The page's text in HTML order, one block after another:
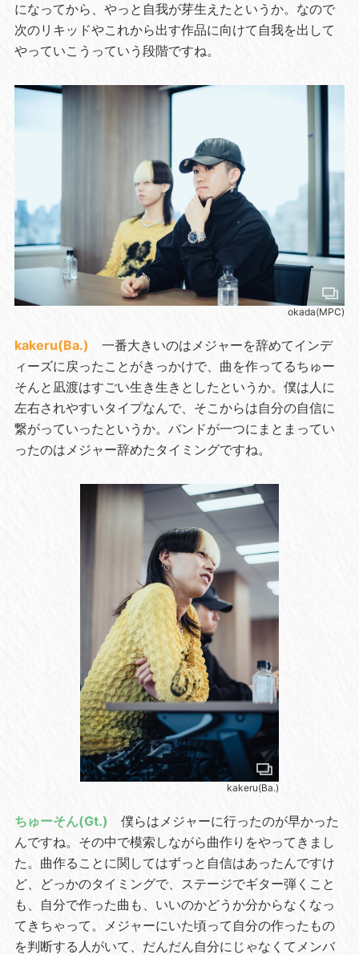
になってから、やっと自我が芽生えたというか。なので
次のリキッドやこれから出す作品に向けて自我を出して
やっていこうっていう段階ですね。
okada(MPC)
kakeru(Ba.)
一番大きいのはメジャーを辞めてインデ
ィーズに戻ったことがきっかけで、曲を作ってるちゅー
そんと凪渡はすごい生き生きとしたというか。僕は人に
左右されやすいタイプなんで、そこからは自分の自信に
繋がっていったというか。バンドが一つにまとまってい
ったのはメジャー辞めたタイミングですね。
kakeru(Ba.)
ちゅーそん(Gt.)
僕らはメジャーに行ったのが早かった
んですね。その中で模索しながら曲作りをやってきまし
た。曲作ることに関してはずっと自信はあったんですけ
ど、どっかのタイミングで、ステージでギター弾くこと
も、自分で作った曲も、いいのかどうか分からなくなっ
てきちゃって。メジャーにいた頃って自分の作ったもの
を判断する人がいて、だんだん自分にじゃなくてメンバ